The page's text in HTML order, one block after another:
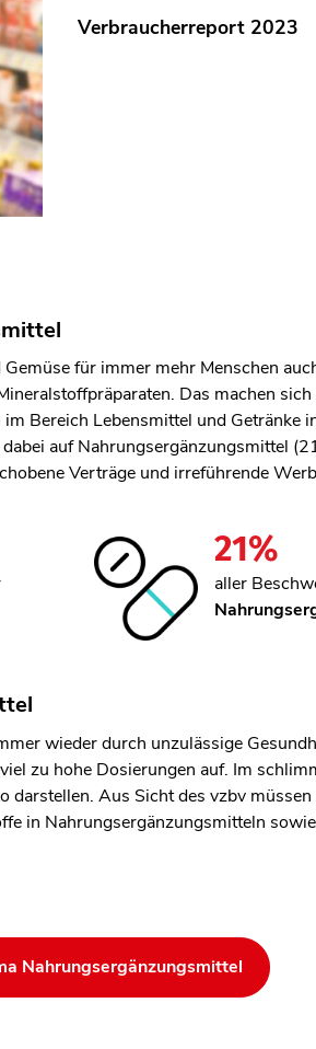
Verbraucherreport 2023
für immer mehr Menschen
Das machen
Bereich Lebensmittel und Getränke
auf Nahrungsergänzungsmittel
Verträge und irreführende
21%
aller
wieder durch unzulässige
zu hohe Dosierungen auf. Im
Aus Sicht des vzbv
in Nahrungsergänzungsmitteln
Nahrungsergänzungsmittel